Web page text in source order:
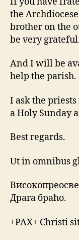
the
brother on the
be very
And I will be
help the parish.
I ask the
a Holy Sunday
Best regards.
Ut in omnibus
Драга браћо.
+PAX+ Christi